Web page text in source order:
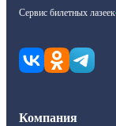
Сервис билетных лазеек
Компания